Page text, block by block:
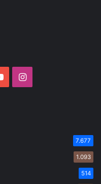
YouTubeInstagram
7.677
1.093
514